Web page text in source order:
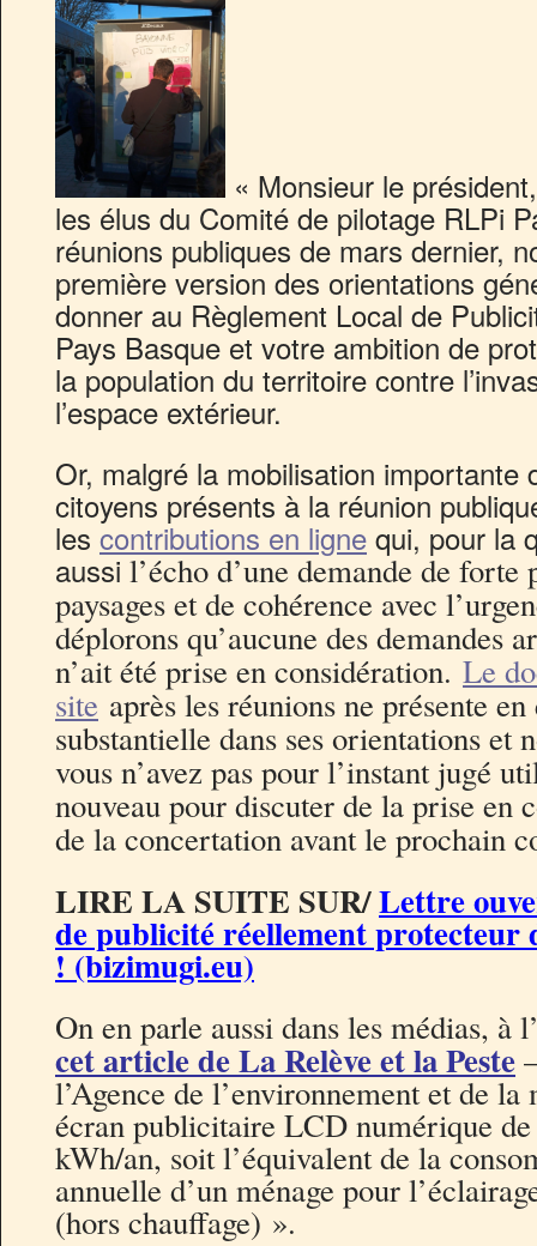
« Monsieur le
les élus du Comité de pilotage RLPi
réunions publiques de mars dernier,
première version des orientations
donner au Règlement Local de
Pays Basque et votre ambition de
la population du territoire contre
l’espace extérieur.
Or, malgré la mobilisation importante
citoyens présents à la réunion
les contributions en ligne qui, pour la
aussi l’écho d’une demande de forte
paysages et de cohérence avec
déplorons qu’aucune des demandes
n’ait été prise en considération. Le
site après les réunions ne présente
substantielle dans ses orientations et
vous n’avez pas pour l’instant jugé
nouveau pour discuter de la prise en
de la concertation avant le prochain
LIRE LA SUITE SUR/Lettre
de publicité réellement protecteur
! (bizimugi.eu)
On en parle aussi dans les médias, à
cet article de La Relève et la Peste
l’Agence de l’environnement et de
écran publicitaire LCD numérique
kWh/an, soit l’équivalent de la
annuelle d’un ménage pour
(hors chauffage) ».